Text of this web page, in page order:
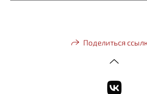
Поделиться